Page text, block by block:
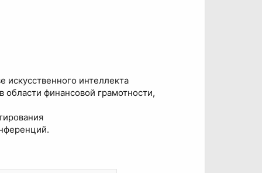
искусственного интеллекта
финансовой грамотности,